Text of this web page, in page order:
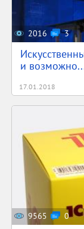
2016 3
и
17.01.2018
9565 0